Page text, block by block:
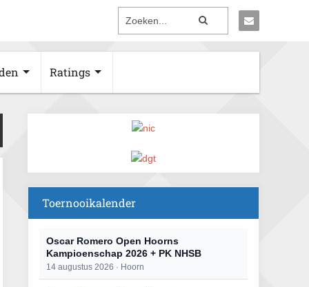
Ratings
Toernooikalender
Oscar Romero Open Hoorns
Kampioenschap 2026 + PK NHSB
14 augustus 2026 · Hoorn